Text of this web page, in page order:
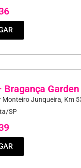
Bragança
Monteiro Junqueira, Km
SP